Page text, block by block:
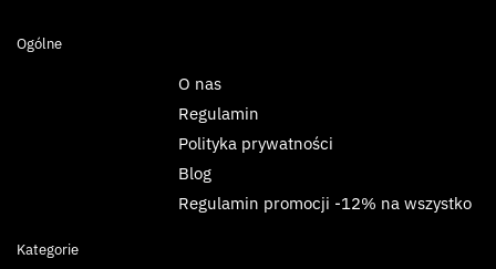
Ogólne
O nas
Regulamin
Polityka prywatności
Blog
Regulamin promocji -12% na wszystko
Kategorie